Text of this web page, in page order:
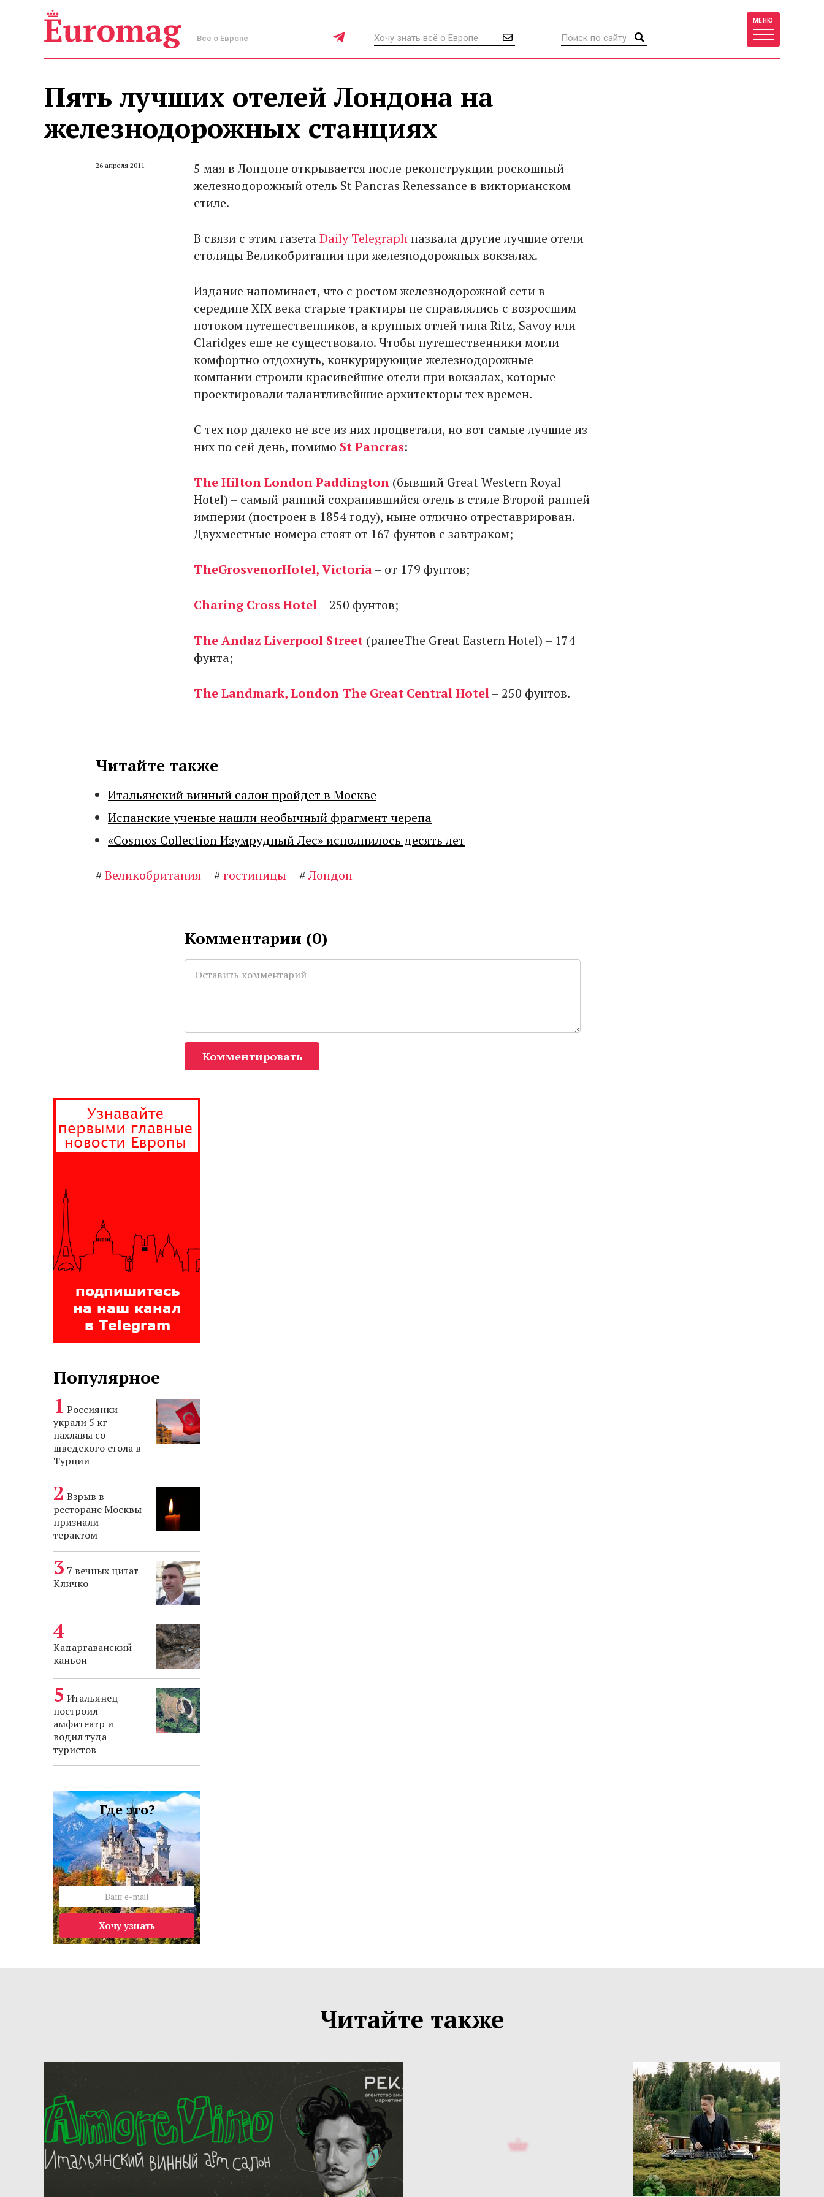
Всё о Европе
МЕНЮ
Пять лучших отелей Лондона на
железнодорожных станциях
26 апреля 2011
5 мая в Лондоне открывается после реконструкции роскошный
железнодорожный отель St Pancras Renessance в викторианском
стиле.
В связи с этим газетаDaily Telegraphназвала другие лучшие отели
столицы Великобритании при железнодорожных вокзалах.
Издание напоминает, что с ростом железнодорожной сети в
середине XIX века старые трактиры не справлялись с возросшим
потоком путешественников, а крупных отлей типа Ritz, Savoy или
Claridges еще не существовало. Чтобы путешественники могли
комфортно отдохнуть, конкурирующие железнодорожные
компании строили красивейшие отели при вокзалах, которые
проектировали талантливейшие архитекторы тех времен.
С тех пор далеко не все из них процветали, но вот самые лучшие из
них по сей день, помимо St Pancras:
The Hilton London Paddington (бывший Great Western Royal
Hotel) – самый ранний сохранившийся отель в стиле Второй ранней
империи (построен в 1854 году), ныне отлично отреставрирован.
Двухместные номера стоят от 167 фунтов с завтраком;
TheGrosvenorHotel, Victoria– от 179 фунтов;
Charing Cross Hotel– 250 фунтов;
The Andaz Liverpool Street (ранееThe Great Eastern Hotel ) – 174
фунта;
The Landmark, London The Great Central Hotel– 250 фунтов .
Читайте также
Итальянский винный салон пройдет в Москве
Испанские ученые нашли необычный фрагмент черепа
«Cosmos Collection Изумрудный Лес» исполнилось десять лет
#Великобритания #гостиницы #Лондон
Комментарии (0)
Комментировать
Популярное
Россиянки
украли 5 кг
пахлавы со
шведского стола в
Турции
Взрыв в
ресторане Москвы
признали
терактом
7 вечных цитат
Кличко
Кадаргаванский
каньон
Итальянец
построил
амфитеатр и
водил туда
туристов
Где это?
Хочу узнать
Читайте также